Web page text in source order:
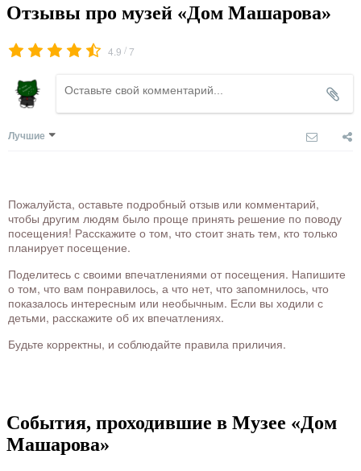
Отзывы про музей «Дом Машарова»
4.9 /7
Лучшие
Пожалуйста, оставьте подробный отзыв или комментарий,
чтобы другим людям было проще принять решение по поводу
посещения! Расскажите о том, что стоит знать тем, кто только
планирует посещение.
Поделитесь с своими впечатлениями от посещения. Напишите
о том, что вам понравилось, а что нет, что запомнилось, что
показалось интересным или необычным. Если вы ходили с
детьми, расскажите об их впечатлениях.
Будьте корректны, и соблюдайте правила приличия.
События, проходившие в Музее «Дом
Машарова»